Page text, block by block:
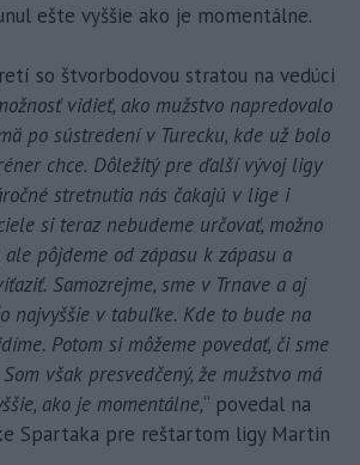
ešte vyššie ako je momentálne.
so štvorbodovou stratou na vedúci
vidieť, ako mužstvo napredovalo
po sústredení v Turecku, kde už bolo
chce. Dôležitý pre ďalší vývoj ligy
stretnutia nás čakajú v lige i
si teraz nebudeme určovať, možno
pôjdeme od zápasu k zápasu a
Samozrejme, sme v Trnave a aj
najvyššie v tabuľke. Kde to bude na
Potom si môžeme povedať, či sme
však presvedčený, že mužstvo má
ako je momentálne,“ povedal na
Spartaka pre reštartom ligy Martin